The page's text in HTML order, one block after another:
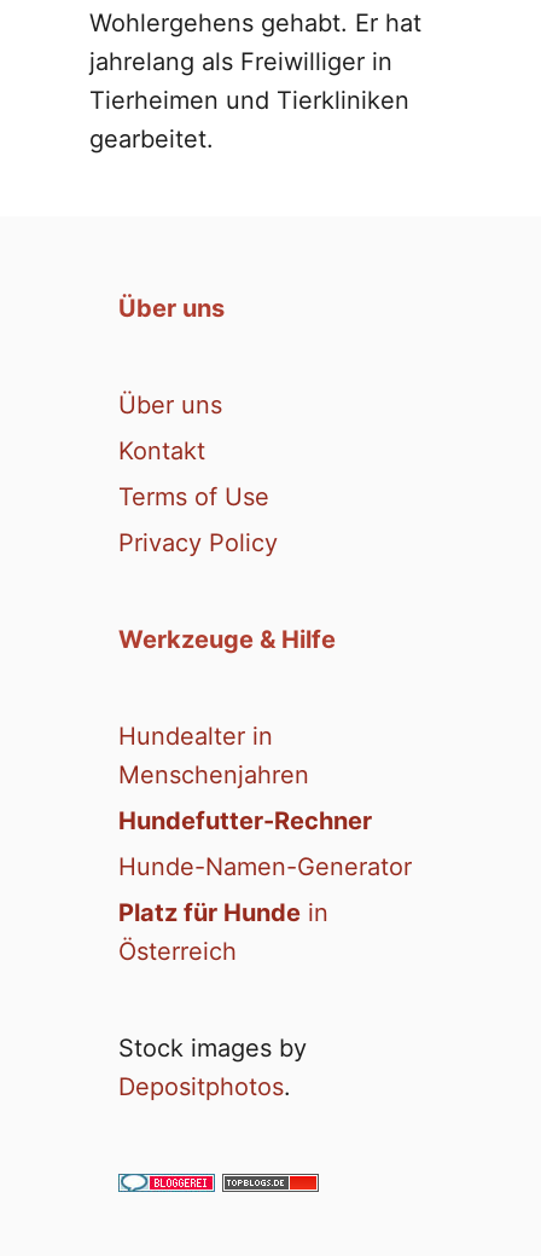
Wohlergehens gehabt. Er hat
jahrelang als Freiwilliger in
Tierheimen und Tierkliniken
gearbeitet.
Über uns
Über uns
Kontakt
Terms of Use
Privacy Policy
Werkzeuge & Hilfe
Hundealter in
Menschenjahren
Hundefutter-Rechner
Hunde-Namen-Generator
Platz für Hunde in
Österreich
Stock images by
Depositphotos.